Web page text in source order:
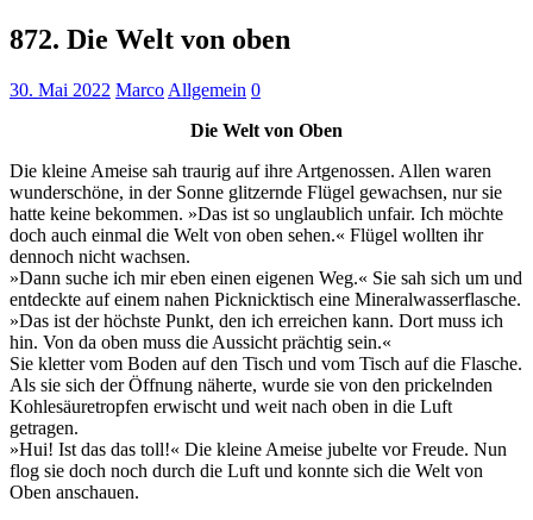
872. Die Welt von oben
30. Mai 2022 Marco Allgemein 0
Die Welt von Oben
Die kleine Ameise sah traurig auf ihre Artgenossen. Allen waren
wunderschöne, in der Sonne glitzernde Flügel gewachsen, nur sie
hatte keine bekommen. »Das ist so unglaublich unfair. Ich möchte
doch auch einmal die Welt von oben sehen.« Flügel wollten ihr
dennoch nicht wachsen.
»Dann suche ich mir eben einen eigenen Weg.« Sie sah sich um und
entdeckte auf einem nahen Picknicktisch eine Mineralwasserflasche.
»Das ist der höchste Punkt, den ich erreichen kann. Dort muss ich
hin. Von da oben muss die Aussicht prächtig sein.«
Sie kletter vom Boden auf den Tisch und vom Tisch auf die Flasche.
Als sie sich der Öffnung näherte, wurde sie von den prickelnden
Kohlesäuretropfen erwischt und weit nach oben in die Luft
getragen.
»Hui! Ist das das toll!« Die kleine Ameise jubelte vor Freude. Nun
flog sie doch noch durch die Luft und konnte sich die Welt von
Oben anschauen.